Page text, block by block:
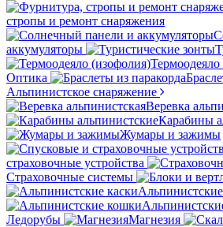
стропы и ремонт снаряжения
аккумуляторы
Оптика
Альпинистское снаряжение
Веревка
Карабины
Жумары и зажимы
страховочные устройства
Страховочные системы
Ледорубы
Магнезия